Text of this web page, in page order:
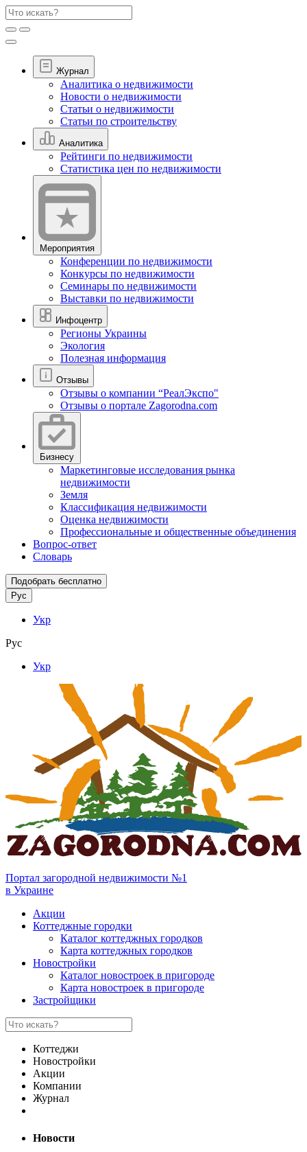
Журнал
Аналитика о недвижимости
Новости о недвижимости
Статьи о недвижимости
Статьи по строительству
Аналитика
Рейтинги по недвижимости
Статистика цен по недвижимости
Мероприятия
Конференции по недвижимости
Конкурсы по недвижимости
Семинары по недвижимости
Выставки по недвижимости
Инфоцентр
Регионы Украины
Экология
Полезная информация
Отзывы
Отзывы о компании “РеалЭкспо"
Отзывы о портале Zagorodna.com
Бизнесу
Маркетинговые исследования рынка
недвижимости
Земля
Классификация недвижимости
Оценка недвижимости
Профессиональные и общественные объединения
Вопрос-ответ
Словарь
Подобрать бесплатно
Рус
Укр
Рус
Укр
Портал загородной недвижимости №1
в Украине
Акции
Коттеджные городки
Каталог коттеджных городков
Карта коттеджных городков
Новостройки
Каталог новостроек в пригороде
Карта новостроек в пригороде
Застройщики
Коттеджи
Новостройки
Акции
Компании
Журнал
Новости